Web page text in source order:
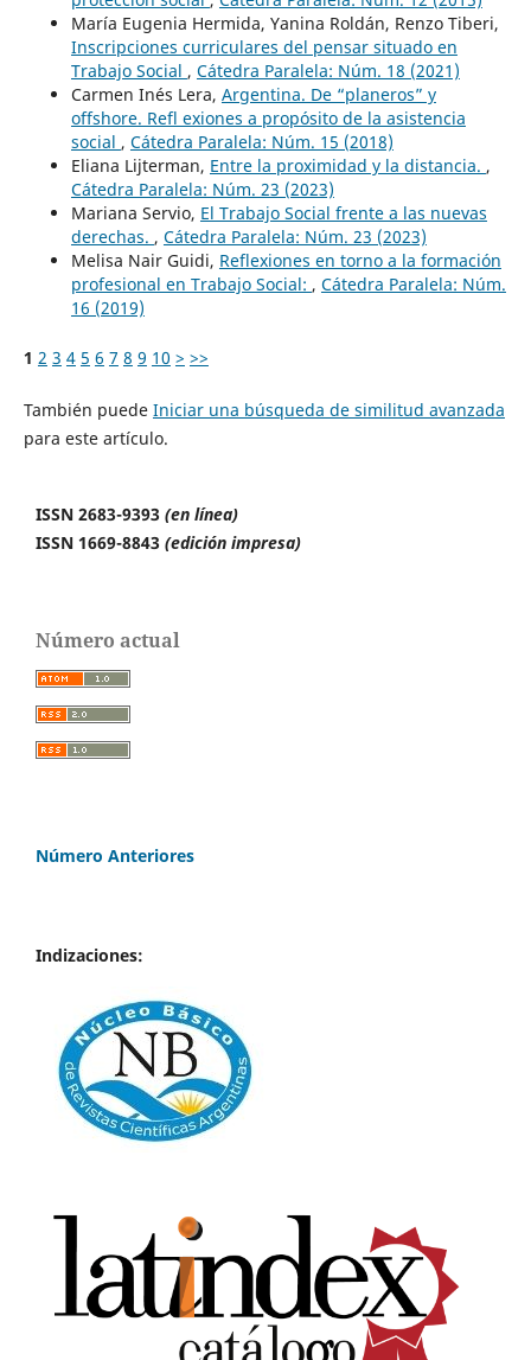
María Eugenia Hermida, Yanina Roldán, Renzo Tiberi,
Inscripciones curriculares del pensar situado en
Trabajo Social , Cátedra Paralela: Núm. 18 (2021)
Carmen Inés Lera, Argentina. De “planeros” y
offshore. Refl exiones a propósito de la asistencia
social , Cátedra Paralela: Núm. 15 (2018)
Eliana Lijterman, Entre la proximidad y la distancia. ,
Cátedra Paralela: Núm. 23 (2023)
Mariana Servio, El Trabajo Social frente a las nuevas
derechas. , Cátedra Paralela: Núm. 23 (2023)
Melisa Nair Guidi, Reflexiones en torno a la formación
profesional en Trabajo Social: , Cátedra Paralela: Núm.
16 (2019)
1 2 3 4 5 6 7 8 9 10 > >>
También puede Iniciar una búsqueda de similitud avanzada
para este artículo.
ISSN 2683-9393 (en línea)
ISSN 1669-8843 (edición impresa)
Número actual
Número Anteriores
Indizaciones: